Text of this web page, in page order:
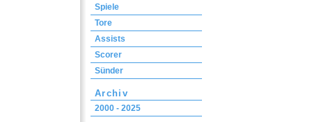
Spiele
Tore
Assists
Scorer
Sünder
Archiv
2000 - 2025